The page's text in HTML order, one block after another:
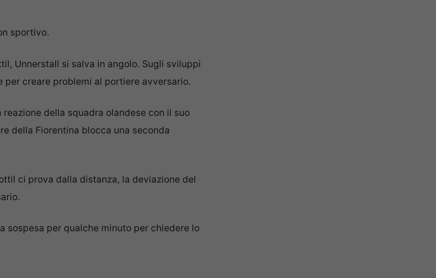
sportivo.
Unnerstall si salva in angolo. Sugli sviluppi
creare problemi al portiere avversario.
reazione della squadra olandese con il suo
della Fiorentina blocca una seconda
ci prova dalla distanza, la deviazione del
sospesa per qualche minuto per chiedere lo